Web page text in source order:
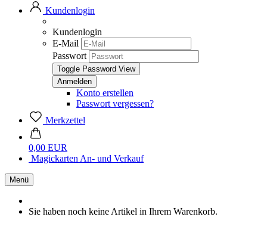
Kundenlogin
Kundenlogin
E-Mail
Passwort
Toggle Password View
Konto erstellen
Passwort vergessen?
Merkzettel
0,00 EUR
Magickarten An- und Verkauf
Menü
Sie haben noch keine Artikel in Ihrem Warenkorb.